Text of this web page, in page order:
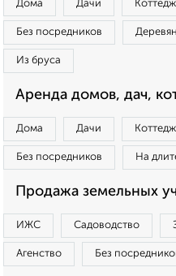
Дома Дачи
Без посредников
Из бруса
Аренда домов, дач,
Дома Дачи
Без посредников На
Продажа земельных
ИЖС Садоводство
Агенство Без